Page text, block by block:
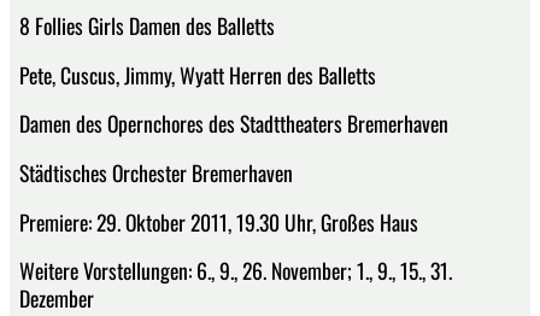
8 Follies Girls Damen des Balletts
Pete, Cuscus, Jimmy, Wyatt Herren des Balletts
Damen des Opernchores des Stadttheaters Bremerhaven
Städtisches Orchester Bremerhaven
Premiere: 29. Oktober 2011, 19.30 Uhr, Großes Haus
Weitere Vorstellungen: 6., 9., 26. November; 1., 9., 15., 31.
Dezember